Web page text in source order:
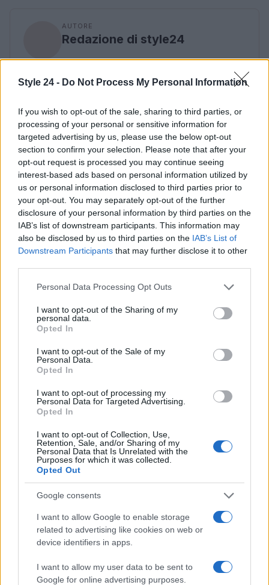
Style 24 - Do Not Process My Personal Information
If you wish to opt-out of the sale, sharing to third parties, or
processing of your personal or sensitive information for
targeted advertising by us, please use the below opt-out
section to confirm your selection. Please note that after your
opt-out request is processed you may continue seeing
interest-based ads based on personal information utilized by
us or personal information disclosed to third parties prior to
your opt-out. You may separately opt-out of the further
disclosure of your personal information by third parties on the
IAB’s list of downstream participants. This information may
also be disclosed by us to third parties on the IAB’s List of
Downstream Participants that may further disclose it to other
Please note that this website/app uses one or more Google
not limited to your visit or usage behaviour. You may click to
grant or deny consent to Google and its third-party tags to
use your data for below specified purposes in below Google
consent section.
Personal Data Processing Opt Outs
I want to opt-out of the Sharing of my
personal data.
Opted In
I want to opt-out of the Sale of my
Personal Data.
Opted In
I want to opt-out of processing my
Personal Data for Targeted Advertising.
Opted In
I want to opt-out of Collection, Use,
Retention, Sale, and/or Sharing of my
Personal Data that Is Unrelated with the
Purposes for which it was collected.
Opted Out
Google consents
I want to allow Google to enable storage
related to advertising like cookies on web or
device identifiers in apps.
I want to allow my user data to be sent to
Google for online advertising purposes.
AUTORE
Redazione di style24
Continua a leggere
Emma trasforma il bikini animalier in un must-have
glamour
Cristian Castiglioni · 7 Ago 2026